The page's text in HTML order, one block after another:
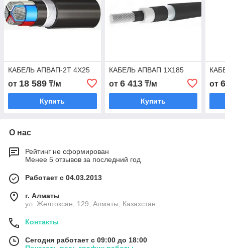
КАБЕЛЬ АПВАП-2Т 4Х25
от 18 589 ₸/м
Купить
КАБЕЛЬ АПВАП 1Х185
от 6 413₸/м
Купить
от
О нас
Рейтинг не сформирован
Менее 5 отзывов за последний год
Работает с 04.03.2013
г. Алматы
ул. Желтоксан, 129, Алматы, Казахстан
Контакты
Сегодня работает с 09:00 до 18:00